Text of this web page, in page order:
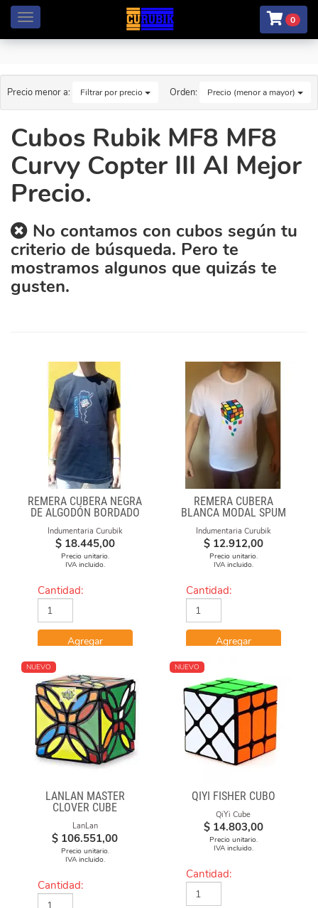
Menú 0
Precio menor a: Filtrar por precio Orden: Precio (menor a mayor)
Cubos Rubik MF8 MF8
Curvy Copter III Al Mejor
Precio.
No contamos con cubos según tu
criterio de búsqueda. Pero te
mostramos algunos que quizás te
gusten.
REMERA CUBERA NEGRA
DE ALGODÓN BORDADO
"ARGENTINA CUBEA"
Indumentaria Curubik
$ 18.445,00
Precio unitario.
IVA incluido.
Cantidad:
Agregar
REMERA CUBERA
BLANCA MODAL SPUM
Indumentaria Curubik
$ 12.912,00
Precio unitario.
IVA incluido.
Cantidad:
Agregar
NUEVO
LANLAN MASTER
CLOVER CUBE
LanLan
$ 106.551,00
Precio unitario.
IVA incluido.
Cantidad:
NUEVO
QIYI FISHER CUBO
QiYi Cube
$ 14.803,00
Precio unitario.
IVA incluido.
Cantidad: